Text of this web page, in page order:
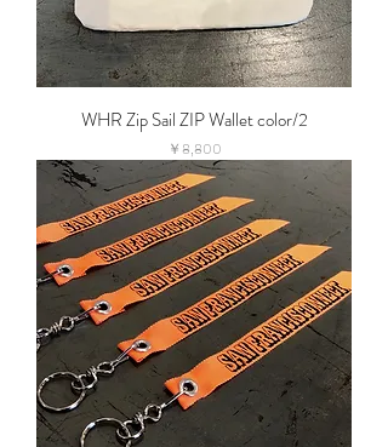
WHR Zip Sail ZIP Wallet color/2
価格
￥8,800